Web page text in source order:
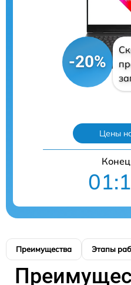
-20%
Цены
Преимущества Этапы